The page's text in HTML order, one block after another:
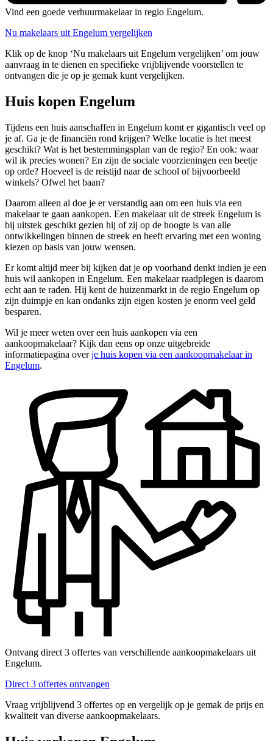
Vind een goede verhuurmakelaar in regio Engelum.
Nu makelaars uit Engelum vergelijken
Klik op de knop ‘Nu makelaars uit Engelum vergelijken’ om jouw
aanvraag in te dienen en specifieke vrijblijvende voorstellen te
ontvangen die je op je gemak kunt vergelijken.
Huis kopen Engelum
Tijdens een huis aanschaffen in Engelum komt er gigantisch veel op
je af. Ga je de financiën rond krijgen? Welke locatie is het meest
geschikt? Wat is het bestemmingsplan van de regio? En ook: waar
wil ik precies wonen? En zijn de sociale voorzieningen een beetje
op orde? Hoeveel is de reistijd naar de school of bijvoorbeeld
winkels? Ofwel het baan?
Daarom alleen al doe je er verstandig aan om een huis via een
makelaar te gaan aankopen. Een makelaar uit de streek Engelum is
bij uitstek geschikt gezien hij of zij op de hoogte is van alle
ontwikkelingen binnen de streek en heeft ervaring met een woning
kiezen op basis van jouw wensen.
Er komt altijd meer bij kijken dat je op voorhand denkt indien je een
huis wil aankopen in Engelum. Een makelaar raadplegen is daarom
echt aan te raden. Hij kent de huizenmarkt in de regio Engelum op
zijn duimpje en kan ondanks zijn eigen kosten je enorm veel geld
besparen.
Wil je meer weten over een huis aankopen via een
aankoopmakelaar? Kijk dan eens op onze uitgebreide
informatiepagina overje huis kopen via een aankoopmakelaar in
Engelum.
Ontvang direct 3 offertes van verschillende aankoopmakelaars uit
Engelum.
Direct 3 offertes ontvangen
Vraag vrijblijvend 3 offertes op en vergelijk op je gemak de prijs en
kwaliteit van diverse aankoopmakelaars.